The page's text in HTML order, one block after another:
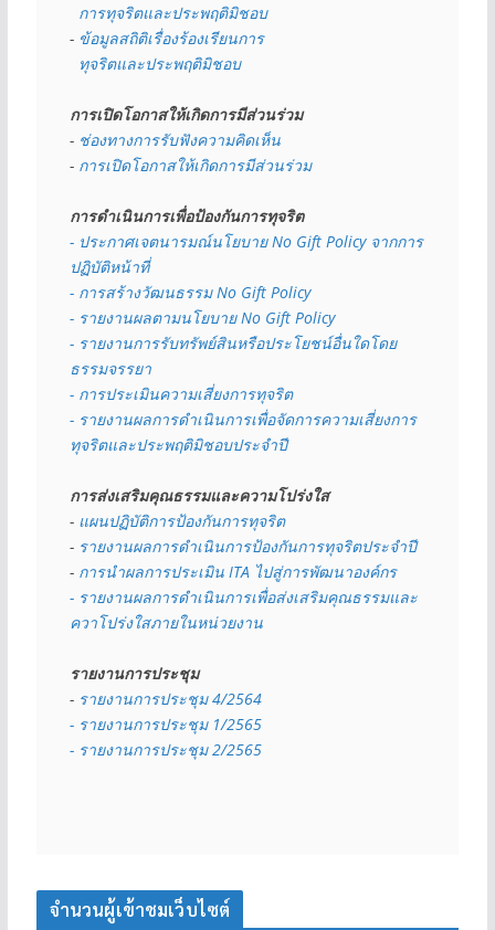
  การทุจริตและประพฤติมิชอบ
- ข้อมูลสถิติเรื่องร้องเรียนการ
  ทุจริตและประพฤติมิชอบ
การเปิดโอกาสให้เกิดการมีส่วนร่วม
- ช่องทางการรับฟังความคิดเห็น
- การเปิดโอกาสให้เกิดการมีส่วนร่วม
การดำเนินการเพื่อป้องกันการทุจริต
- ประกาศเจตนารมณ์นโยบาย No Gift Policy จากการ
ปฏิบัติหน้าที่
- การสร้างวัฒนธรรม No Gift Policy
- รายงานผลตามนโยบาย No Gift Policy
- รายงานการรับทรัพย์สินหรือประโยชน์อื่นใดโดย
ธรรมจรรยา
- การประเมินความเสี่ยงการทุจริต
- รายงานผลการดำเนินการเพื่อจัดการความเสี่ยงการ
ทุจริตและประพฤติมิชอบประจำปี
การส่งเสริมคุณธรรมและความโปร่งใส
- แผนปฏิบัติการป้องกันการทุจริต
- รายงานผลการดำเนินการป้องกันการทุจริตประจำปี
- การนำผลการประเมิน ITA ไปสู่การพัฒนาองค์กร
- รายงานผลการดำเนินการเพื่อส่งเสริมคุณธรรมและ
ควาโปร่งใสภายในหน่วยงาน
รายงานการประชุม
- รายงานการประชุม 4/2564
- รายงานการประชุม 1/2565
- รายงานการประชุม 2/2565
จำนวนผู้เข้าชมเว็บไซต์